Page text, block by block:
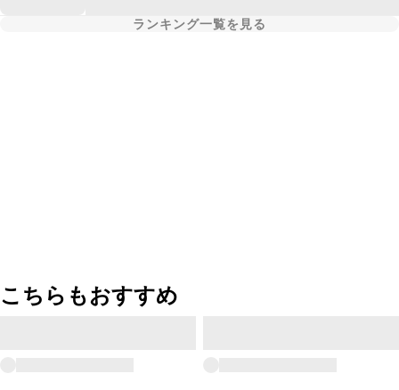
ランキング一覧を見る
こちらもおすすめ